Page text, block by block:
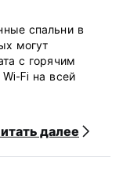
спальни в
могут
с горячим
Fi на всей
Atlas с более
туры по
ценам.
далее